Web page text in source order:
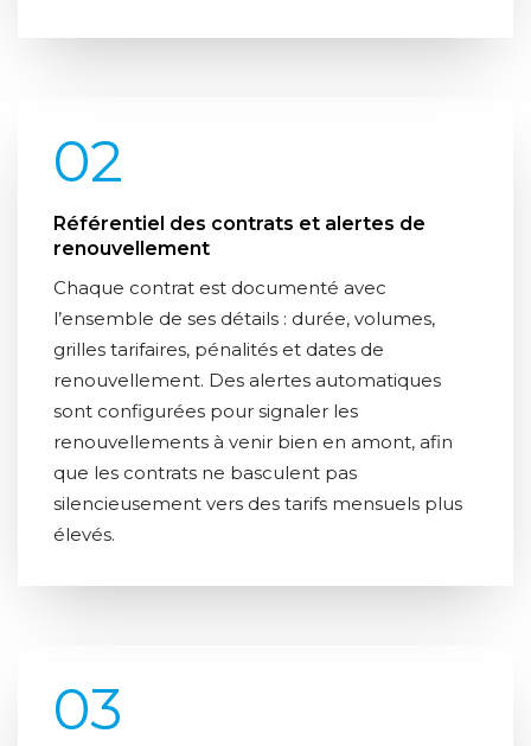
02
Référentiel des contrats et alertes de
renouvellement
Chaque contrat est documenté avec
l’ensemble de ses détails : durée, volumes,
grilles tarifaires, pénalités et dates de
renouvellement. Des alertes automatiques
sont configurées pour signaler les
renouvellements à venir bien en amont, afin
que les contrats ne basculent pas
silencieusement vers des tarifs mensuels plus
élevés.
03